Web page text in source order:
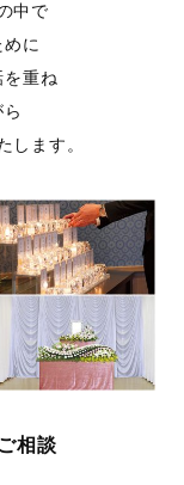
中で
に
を重ね
します。
相談